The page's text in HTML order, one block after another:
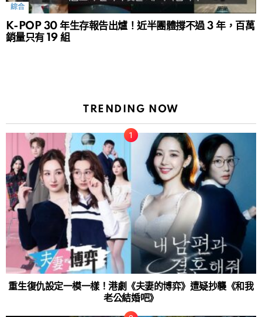
綜合
K-POP 30 年生存報告出爐！近半團體撐不過 3 年，百萬
銷量只有 19 組
TRENDING NOW
重生復仇設定一模一樣！港劇《夫妻的博弈》遭疑抄襲《和我
老公結婚吧》